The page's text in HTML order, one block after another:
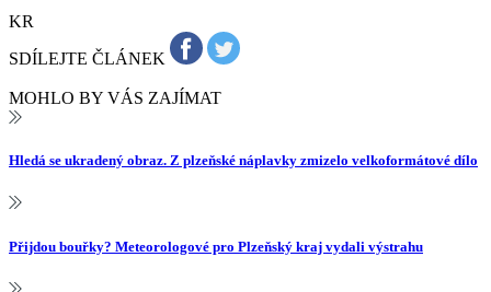
KR
SDÍLEJTE ČLÁNEK
MOHLO BY VÁS ZAJÍMAT
Hledá se ukradený obraz. Z plzeňské náplavky zmizelo velkoformátové dílo
Přijdou bouřky? Meteorologové pro Plzeňský kraj vydali výstrahu